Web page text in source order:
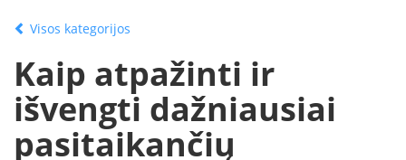
Visos kategorijos
Kaip atpažinti ir
išvengti dažniausiai
pasitaikančių